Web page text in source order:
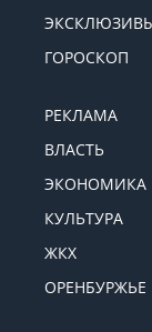
ГОРОСКОП
РЕКЛАМА
ВЛАСТЬ
ЭКОНОМИКА
КУЛЬТУРА
ЖКХ
ОРЕНБУРЖЬЕ